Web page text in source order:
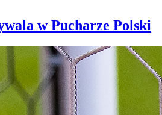
w Pucharze Polski